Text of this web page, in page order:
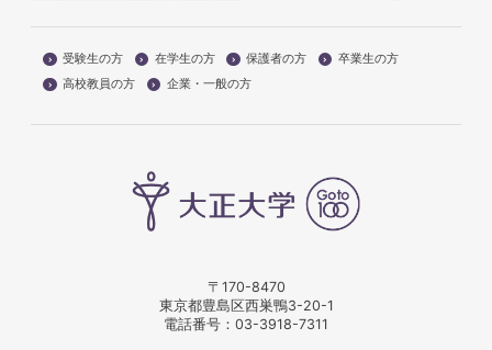
受験生の方 在学生の方 保護者の方
卒業生の方
高校教員の方
企業・一般の方
〒170-8470
東京都豊島区西巣鴨3-20-1
電話番号： 03-3918-7311